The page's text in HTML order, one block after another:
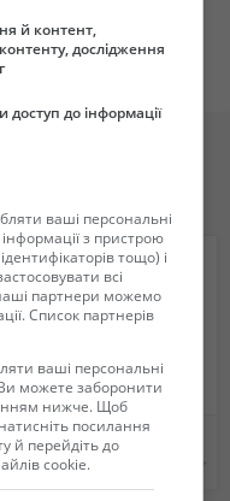
паспорт и ИНН.
cash-back 2%, без
от 25.10.2011 г.
указана
й контент,
дослідження
доступ до інформації
ваші персональні
з пристрою
тощо) і
всі
партнери можемо
Список партнерів
ваші персональні
Ви можете заборонити
нижче. Щоб
посилання
й перейдіть до
cookie.